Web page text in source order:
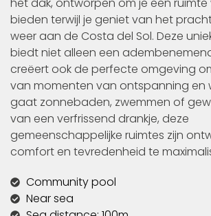
bieden terwijl je geniet van het
weer aan de Costa del Sol. Deze
biedt niet alleen een
creëert ook de perfecte omgeving
van momenten van ontspanning en
gaat zonnebaden, zwemmen of
van een verfrissend drankje, deze
gemeenschappelijke ruimtes zijn
comfort en tevredenheid te
Community pool
Near sea